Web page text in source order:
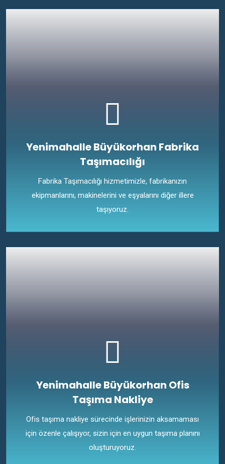
Yenimahalle Büyükorhan Fabrika
Taşımacılığı
Fabrika Taşımacılığı hizmetimizle, fabrikanızın
ekipmanlarını, makinelerini ve eşyalarını diğer illere
taşıyoruz.
Yenimahalle Büyükorhan Ofis
Taşıma Nakliye
Ofis taşıma nakliye sürecinde işlerinizin aksamaması
için özenle çalışıyor, sizin için en uygun taşıma planını
oluşturuyoruz.